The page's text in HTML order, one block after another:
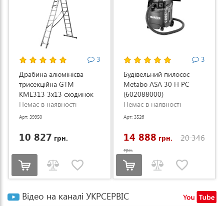
3
Драбина алюмінієва
трисекційна GTM
KME313 3x13 сходинок
3.53-8.93м (KME313)
Немає в наявності
Арт: 39950
10 827 грн.
3
Будівельний пилосос
Metabo ASA 30 H PC
(602088000)
Немає в наявності
Арт: 3526
14 888 грн. 20 346
грн.
Відео на каналі УКРСЕРВІС